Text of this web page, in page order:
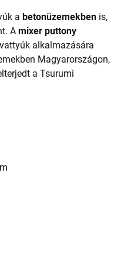
a betonüzemekben is,
Amixer puttony
alkalmazására
Magyarországon,
a Tsurumi